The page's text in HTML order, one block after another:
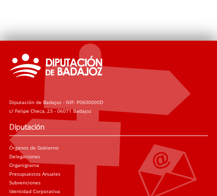
Diputación de Badajoz - NIF: P0600000D
c/ Felipe Checa, 23 - 06071 Badajoz
Diputación
Órganos de Gobierno
Delegaciones
Organigrama
Presupuestos Anuales
Subvenciones
Identidad Corporativa